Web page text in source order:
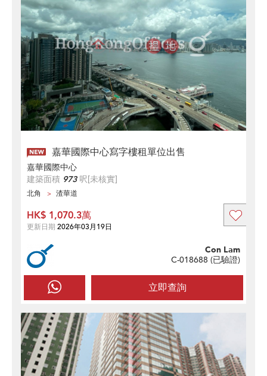
嘉華國際中心寫字樓租單位出售
嘉華國際中心
建築面積 973呎[未核實]
北角 渣華道
立即查詢
Con Lam
C-018688 (已驗證)
HK$ 1,070.3萬
更新日期 2026年03月19日